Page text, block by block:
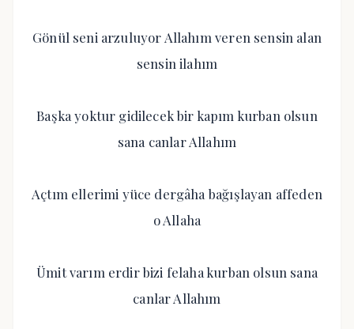
Gönül seni arzuluyor Allahım veren sensin alan
sensin ilahım
Başka yoktur gidilecek bir kapım kurban olsun
sana canlar Allahım
Açtım ellerimi yüce dergâha bağışlayan affeden
o Allaha
Ümit varım erdir bizi felaha kurban olsun sana
canlar Allahım